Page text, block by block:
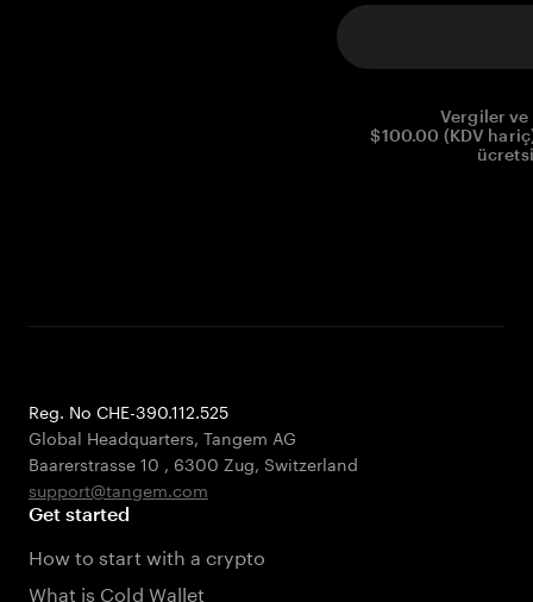
Vergiler
$100.00 (KDV
Reg. No CHE-390.112.525
Global Headquarters, Tangem AG
Baarerstrasse 10 , 6300 Zug, Switzerland
support@tangem.com
Get started
How to start with a crypto
What is Cold Wallet